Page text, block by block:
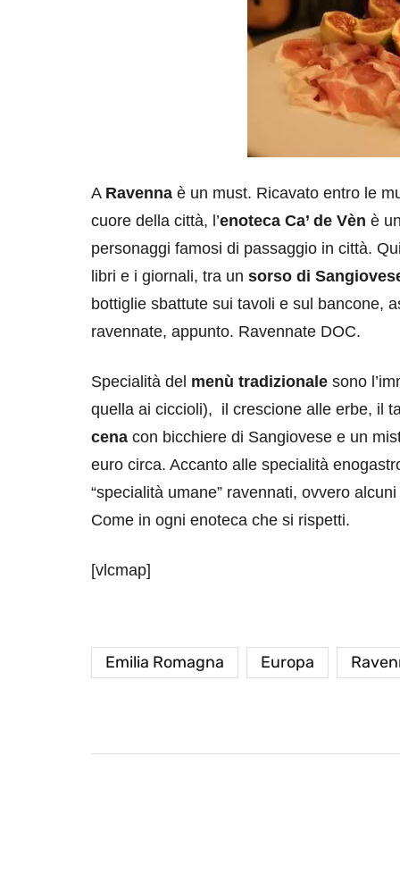
A Ravenna è un must. Ricavato entro le
cuore della città, l’enoteca Ca’ de Vèn è
personaggi famosi di passaggio in città.
libri e i giornali, tra un sorso di
bottiglie sbattute sui tavoli e sul bancone,
ravennate, appunto. Ravennate DOC.
Specialità del menù tradizionale sono
quella ai ciccioli), il crescione alle erbe, il
cena con bicchiere di Sangiovese e un
euro circa. Accanto alle specialità
“specialità umane” ravennati, ovvero
Come in ogni enoteca che si rispetti.
[vlcmap]
Emilia Romagna Europa